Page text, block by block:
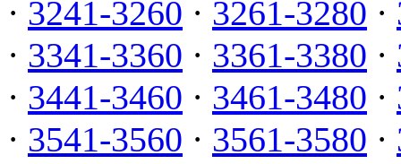
· 3241-3260 · 3261-3280 ·
· 3341-3360 · 3361-3380 ·
· 3441-3460 · 3461-3480 ·
· 3541-3560 · 3561-3580 ·